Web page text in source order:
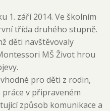
1. září 2014. Ve školním
třída druhého stupně.
děti navštěvovaly
MŠ Život hrou
pro děti z rodin,
v připraveném
způsob komunikace a